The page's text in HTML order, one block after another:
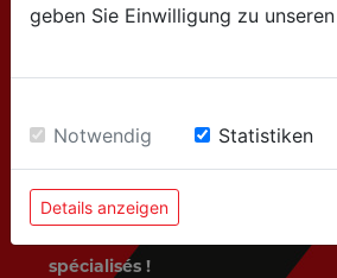
HOLZMANN MASCHINEN GmbH
Tel:+43 7289 / 71562-0
Nous vendons uniquement via
spécialisés !
geben Sie Einwilligung zu
Notwendig Statistiken
Details anzeigen